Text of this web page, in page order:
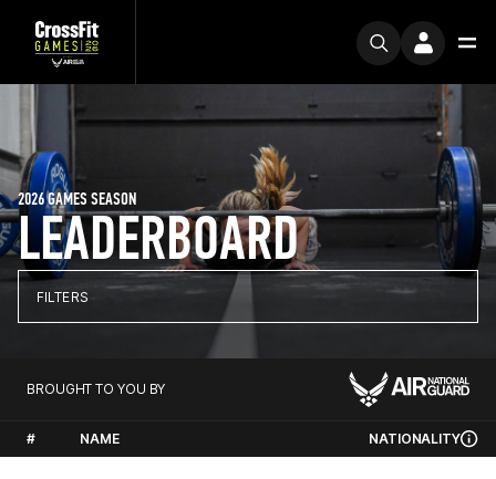
LEADERBOARD
2026 GAMES SEASON
FILTERS
BROUGHT TO YOU BY
# NAME NATIONALITY